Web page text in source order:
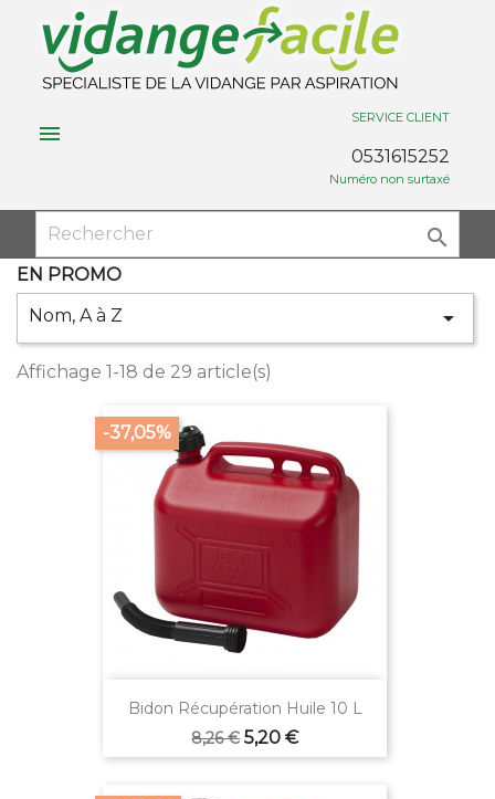

SERVICE CLIENT
0531615252
Numéro non surtaxé

EN PROMO
Nom, A à Z

Affichage 1-18 de 29 article(s)
Bidon Récupération Huile 10 L
Prix
de
8,26 €
-37,05%
Prix
5,20 €